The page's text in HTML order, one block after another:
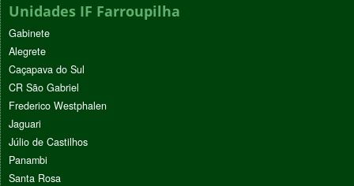
Unidades IF Farroupilha
Gabinete
Alegrete
Caçapava do Sul
CR São Gabriel
Frederico Westphalen
Jaguari
Júlio de Castilhos
Panambi
Santa Rosa